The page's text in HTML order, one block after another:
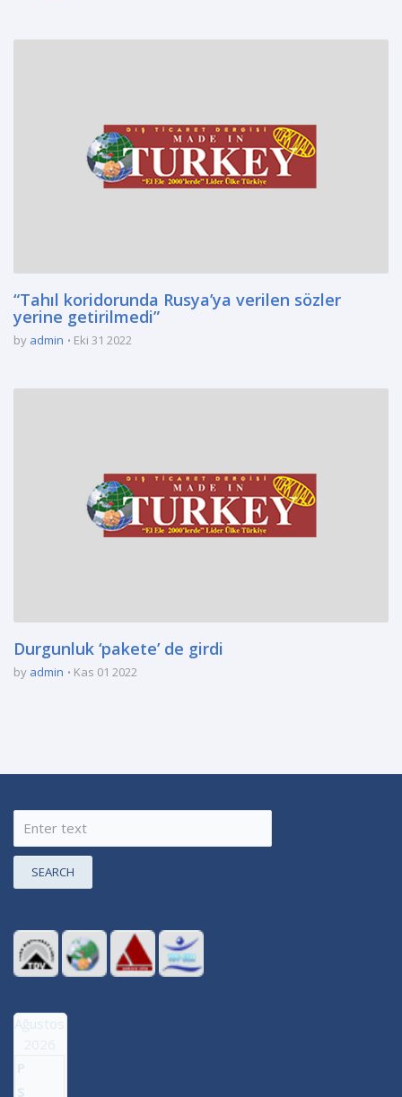
“Tahıl koridorunda Rusya’ya verilen sözler
yerine getirilmedi”
by admin Eki 31 2022
Durgunluk ‘pakete’ de girdi
by admin Kas 01 2022
SEARCH
Ağustos
2026
P
S